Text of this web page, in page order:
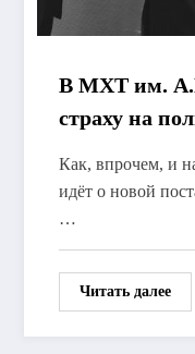
В МХТ им.
страху на
Как, впрочем, и
идёт о новой
…
Читать далее